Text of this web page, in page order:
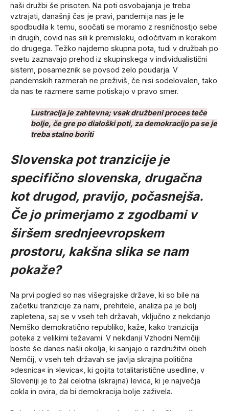
naši družbi še prisoten. Na poti osvobajanja je treba
vztrajati, današnji čas je pravi, pandemija nas je le
spodbudila k temu, soočati se moramo z resničnostjo sebe
in drugih, covid nas sili k premisleku, odločitvam in korakom
do drugega. Težko najdemo skupna pota, tudi v družbah po
svetu zaznavajo prehod iz skupinskega v individualistični
sistem, posameznik se povsod zelo poudarja. V
pandemskih razmerah ne preživiš, če nisi sodelovalen, tako
da nas te razmere same potiskajo v pravo smer.
Lustracija je zahtevna; vsak družbeni proces teče
bolje, če gre po dialoški poti, za demokracijo pa se je
treba stalno boriti
Slovenska pot tranzicije je
specifično slovenska, drugačna
kot drugod, pravijo, počasnejša.
Če jo primerjamo z zgodbami v
širšem srednjeevropskem
prostoru, kakšna slika se nam
pokaže?
Na prvi pogled so nas višegrajske države, ki so bile na
začetku tranzicije za nami, prehitele, analiza pa je bolj
zapletena, saj se v vseh teh državah, vključno z nekdanjo
Nemško demokratično republiko, kaže, kako tranzicija
poteka z velikimi težavami. V nekdanji Vzhodni Nemčiji
boste še danes našli okolja, ki sanjajo o razdružitvi obeh
Nemčij, v vseh teh državah se javlja skrajna politična
»desnica« in »levica«, ki gojita totalitaristične usedline, v
Sloveniji je to žal celotna (skrajna) levica, ki je največja
cokla in ovira, da bi demokracija bolje zaživela.